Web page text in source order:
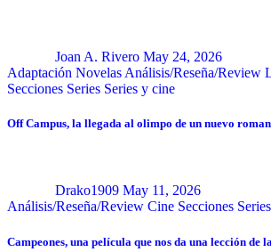
Joan A. Rivero May 24, 2026
Adaptación Novelas Análisis/Reseña/Review
Secciones Series Series y cine
Off Campus, la llegada al olimpo de un nuevo
Drako1909 May 11, 2026
Análisis/Reseña/Review Cine Secciones
Campeones, una película que nos da una lección de